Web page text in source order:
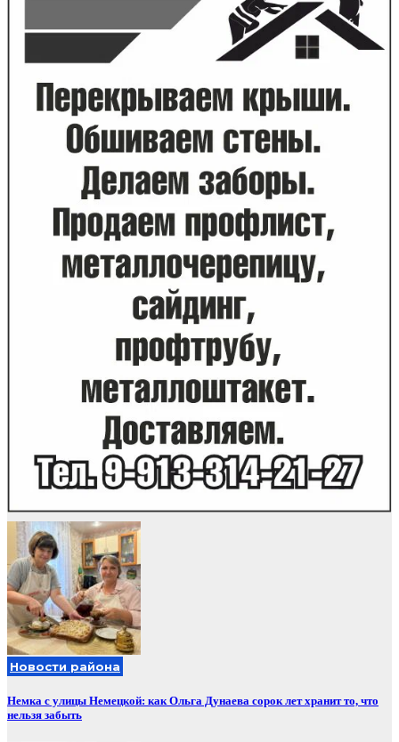
Новости района
Немка с улицы Немецкой: как Ольга Дунаева сорок лет хранит то, что
нельзя забыть